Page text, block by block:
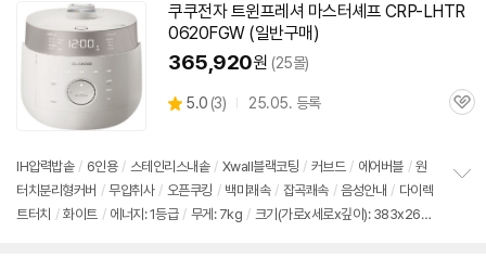
쿠쿠전자 트윈프레셔 마스터셰프 CRP-LHTR
0620FGW (일반구매)
365,920원 (25몰)
별
5.0 (상
뷰
3) 25.05. 등록
관
IH압력밥솥 / 6인용 / 스테인리스내솥 / Xwall블랙코팅 / 커브드 / 에어버블 / 원
터치분리형커버 / 무압취사 / 오픈쿠킹 / 백미쾌속 / 잡곡쾌속 / 음성안내 / 다이렉
트터치 / 화이트 / 에너지: 1등급 / 무게: 7kg / 크기(가로x세로x깊이): 383x262x